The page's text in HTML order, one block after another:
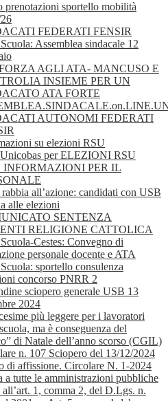
prenotazioni sportello mobilità
FEDERATI FENSIR
Assemblea sindacale 12
AGLI ATA- MANCUSO E
INSIEME PER UN
ATA FORTE
AUTONOMI FEDERATI
su elezioni RSU
per ELEZIONI RSU
INFORMAZIONI PER IL
all’azione: candidati con USB
alle elezioni
SENTENZA
RELIGIONE CATTOLICA
Cestes: Convegno di
personale docente e ATA
sportello consulenza
concorso PNRR 2
sciopero generale USB 13
2024
più leggere per i lavoratori
ma è conseguenza del
di Natale dell’anno scorso (CGIL)
n. 107 Sciopero del 13/12/2024
di affissione. Circolare N. 1-2024
a tutte le amministrazioni pubbliche
1, comma 2, del D.Lgs. n.